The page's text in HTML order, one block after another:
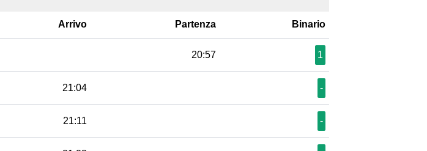
Arrivo Partenza Binario
20:57 1
21:04 -
21:11 -